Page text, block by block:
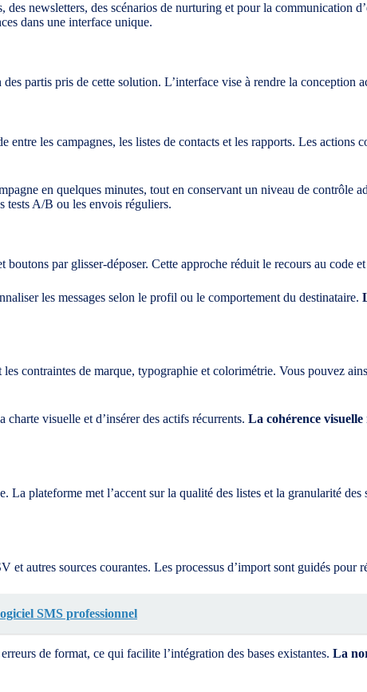
newsletters, des scénarios de nurturing et pour la communication
dans une interface unique.
partis pris de cette solution. L’interface vise à rendre la conception
les campagnes, les listes de contacts et les rapports. Les actions
en quelques minutes, tout en conservant un niveau de contrôle
tests A/B ou les envois réguliers.
boutons par glisser-déposer. Cette approche réduit le recours au code
les messages selon le profil ou le comportement du destinataire.
contraintes de marque, typographie et colorimétrie. Vous pouvez
visuelle et d’insérer des actifs récurrents. La cohérence visuelle
plateforme met l’accent sur la qualité des listes et la granularité des
autres sources courantes. Les processus d’import sont guidés pour
SMS professionnel
de format, ce qui facilite l’intégration des bases existantes. La